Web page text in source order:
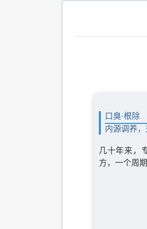
口臭·根除
内源调养，
几十年来，
方，一个周